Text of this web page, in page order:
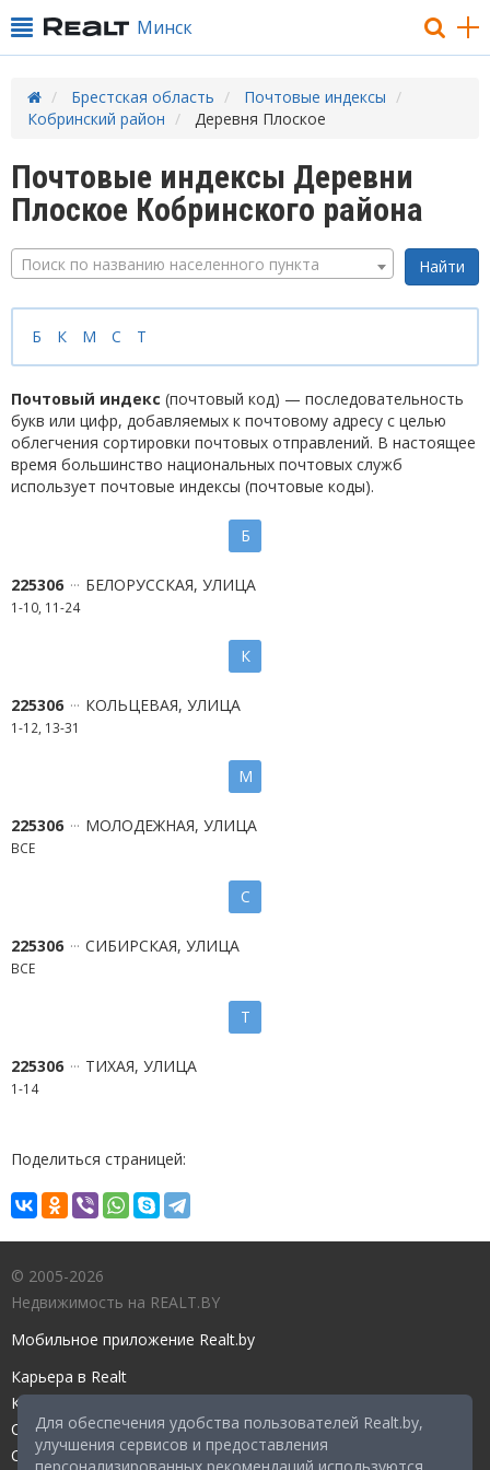
Для обеспечения удобства пользователей Realt.by,
улучшения сервисов и предоставления
Минск
Брестская область
Почтовые индексы
Кобринский район
Деревня Плоское
Почтовые индексы Деревни
Плоское Кобринского района
Поиск по названию населенного пункта
Б К М С Т
Почтовый индекс (почтовый код) — последовательность
букв или цифр, добавляемых к почтовому адресу с целью
облегчения сортировки почтовых отправлений. В настоящее
время большинство национальных почтовых служб
использует почтовые индексы (почтовые коды).
Б
225306 БЕЛОРУССКАЯ, УЛИЦА
1-10, 11-24
К
225306 КОЛЬЦЕВАЯ, УЛИЦА
1-12, 13-31
М
225306 МОЛОДЕЖНАЯ, УЛИЦА
ВСЕ
С
225306 СИБИРСКАЯ, УЛИЦА
ВСЕ
Т
225306 ТИХАЯ, УЛИЦА
1-14
Поделиться страницей:
© 2005-2026
Недвижимость на REALT.BY
Мобильное приложение Realt.by
Карьера в Realt
Контакты редакции
Справочный центр
Служба поддержки